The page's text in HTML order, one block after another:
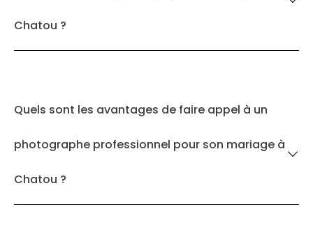
Chatou ?
Quels sont les avantages de faire appel à un
photographe professionnel pour son mariage à
Chatou ?